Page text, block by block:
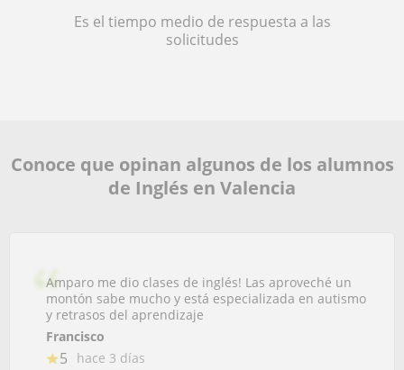
Es el tiempo medio de respuesta a las
solicitudes
Conoce que opinan algunos de los alumnos
de Inglés en Valencia
Amparo me dio clases de inglés! Las aproveché un
montón sabe mucho y está especializada en autismo
y retrasos del aprendizaje
Francisco
5 hace 3 días